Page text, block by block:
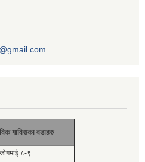
गाविसका वडाहरु
८-९